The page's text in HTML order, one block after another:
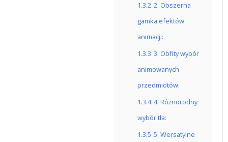
1.3.2 2. Obszerna
gamka efektów
animacji:
1.3.3 3. Obfity wybór
animowanych
przedmiotów:
1.3.4 4. Różnorodny
wybór tła:
1.3.5 5. Wersatylne